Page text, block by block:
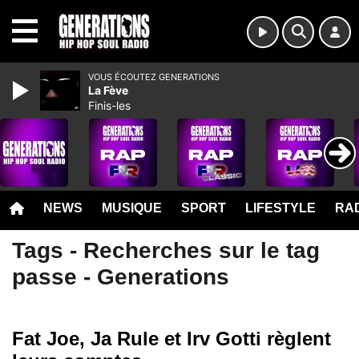
NEWS MUSIQUE SPORT LIFESTYLE
Tags - Recherches sur le tag
passe - Generations
Fat Joe, Ja Rule et Irv Gotti règlent
VOUS ÉCOUTEZ GENERATIONS
La Fève
Finis-les